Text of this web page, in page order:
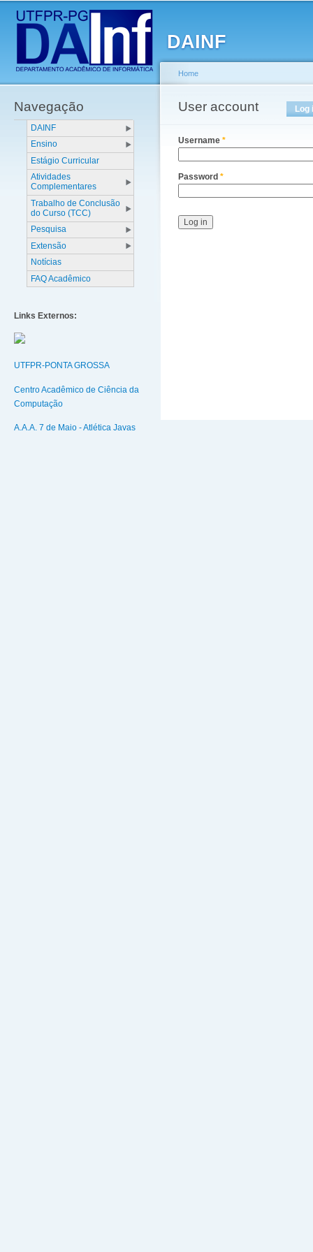
DAINF
Main menu
Navegação
DAINF
Ensino
Estágio Curricular
Atividades
Complementares
Trabalho de Conclusão
do Curso (TCC)
Pesquisa
Extensão
Notícias
FAQ Acadêmico
Links Externos:
UTFPR-PONTA GROSSA
Centro Acadêmico de Ciência da
Computação
A.A.A. 7 de Maio - Atlética Javas
You are here
Home
User account
Primary tabs Log
Username *
Password *